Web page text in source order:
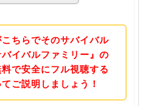
ちらでそのサバイバル
イバルファミリー』の
で安全にフル視聴する
ご説明しましょう！